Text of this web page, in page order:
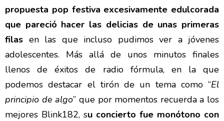
propuesta pop festiva excesivamente edulcorada
que pareció hacer las delicias de unas primeras
filas en las que incluso pudimos ver a jóvenes
adolescentes. Más allá de unos minutos finales
llenos de éxitos de radio fórmula, en la que
podemos destacar el tirón de un tema como “El
principio de algo” que por momentos recuerda a los
mejores Blink182, su concierto fue monótono con